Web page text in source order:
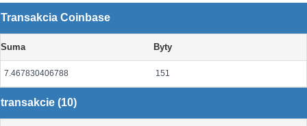
Transakcia Coinbase
Suma Byty
7.467830406788 151
transakcie (10)